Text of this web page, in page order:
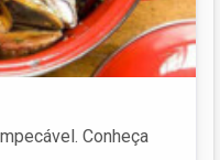
Conheça